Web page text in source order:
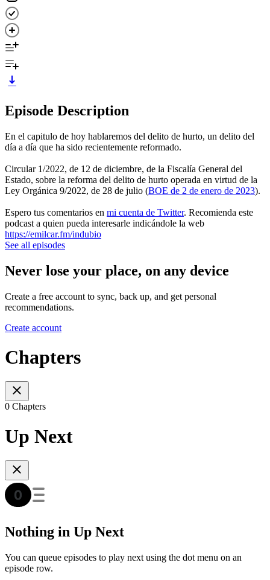
Episode Description
En el capitulo de hoy hablaremos del delito de hurto, un delito del
día a día que ha sido recientemente reformado.
Circular 1/2022, de 12 de diciembre, de la Fiscalía General del
Estado, sobre la reforma del delito de hurto operada en virtud de la
Ley Orgánica 9/2022, de 28 de julio (BOE de 2 de enero de 2023).
Espero tus comentarios en mi cuenta de Twitter. Recomienda este
podcast a quien pueda interesarle indicándole la web
https://emilcar.fm/indubio
See all episodes
Never lose your place, on any device
Create a free account to sync, back up, and get personal
recommendations.
Create account
Chapters
0 Chapters
Up Next
Nothing in Up Next
You can queue episodes to play next using the dot menu on an
episode row.